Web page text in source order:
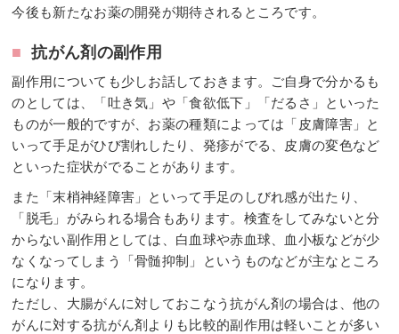
今後も新たなお薬の開発が期待されるところです。
■ 抗がん剤の副作用
副作用についても少しお話しておきます。ご自身で分かるも
のとしては、「吐き気」や「食欲低下」「だるさ」といった
ものが一般的ですが、お薬の種類によっては「皮膚障害」と
いって手足がひび割れしたり、発疹がでる、皮膚の変色など
といった症状がでることがあります。
また「末梢神経障害」といって手足のしびれ感が出たり、
「脱毛」がみられる場合もあります。検査をしてみないと分
からない副作用としては、白血球や赤血球、血小板などが少
なくなってしまう「骨髄抑制」というものなどが主なところ
になります。
ただし、大腸がんに対しておこなう抗がん剤の場合は、他の
がんに対する抗がん剤よりも比較的副作用は軽いことが多い